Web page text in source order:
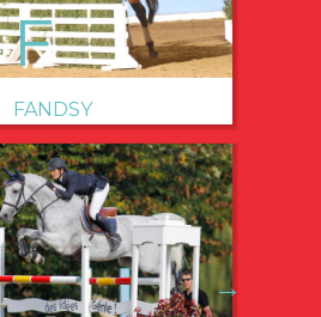
FANDSY
→